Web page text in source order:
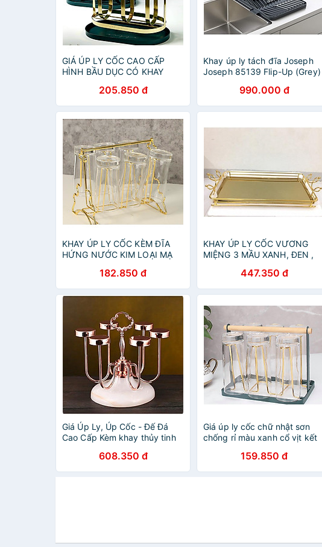
GIÁ ÚP LY CỐC CAO CẤP
HÌNH BẦU DỤC CÓ KHAY
205.850 đ
Khay úp ly tách đĩa Joseph
Joseph 85139 Flip-Up (Grey)
990.000 đ
KHAY ÚP LY CỐC KÈM ĐĨA
HỨNG NƯỚC KIM LOẠI MẠ
182.850 đ
KHAY ÚP LY CỐC VƯƠNG
MIỆNG 3 MẦU XANH, ĐEN ,
447.350 đ
Giá Úp Ly, Úp Cốc - Đế Đá
Cao Cấp Kèm khay thủy tinh
608.350 đ
Giá úp ly cốc chữ nhật sơn
chống rỉ màu xanh cổ vịt kết
159.850 đ